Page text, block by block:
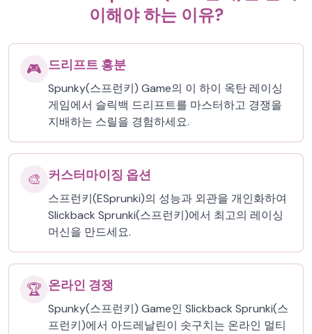
이해야 하는 이유?
🎮 드리프트 흥분
Spunky(스프런키) Game의 이 하이 옥탄 레이싱
게임에서 슬릭백 드리프트를 마스터하고 경쟁을
지배하는 스릴을 경험하세요.
🎨 커스터마이징 옵션
스프런키(ESprunki)의 성능과 외관을 개인화하여
Slickback Sprunki(스프런키)에서 최고의 레이싱
머신을 만드세요.
🏆 온라인 경쟁
Spunky(스프런키) Game인 Slickback Sprunki(스
프런키)에서 아드레날린이 솟구치는 온라인 멀티